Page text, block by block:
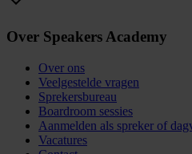
Over Speakers Academy
Over ons
Veelgestelde vragen
Sprekersbureau
Boardroom sessies
Aanmelden als spreker of
Vacatures